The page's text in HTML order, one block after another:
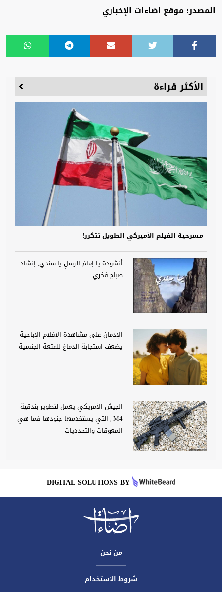
المصدر: موقع اضاءات الإخباري
الأكثر قراءة
مسرحية الفيلم الأميركي الطويل تتكرر!
أنشودة يا إمامَ الرسلِ يا سندي, إنشاد
صباح فخري
الإدمان على مشاهدة الأفلام الإباحية
يضعف استجابة الدماغ للمتعة الجنسية
الجيش الأمريكي يعمل لتطوير بندقية
M4 , التي يستخدمها جنودها فما هي
المعوقات والتحدديات
DIGITAL SOLUTIONS BY
من نحن
شروط الاستخدام